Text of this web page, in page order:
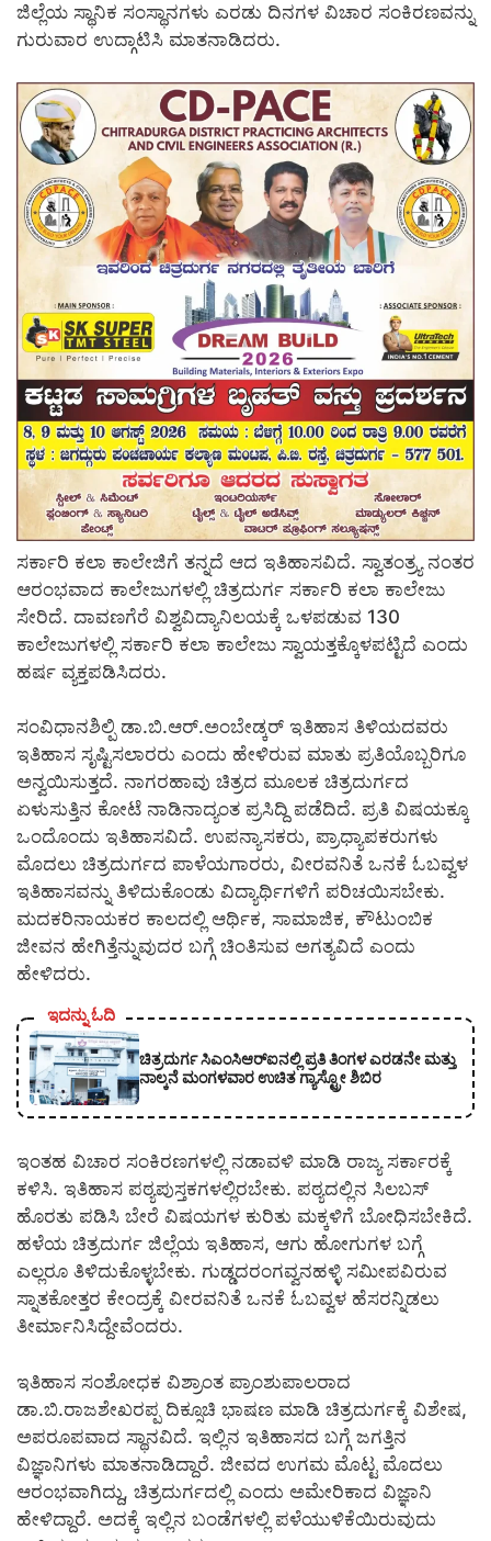
ಜಿಲ್ಲೆಯ ಸ್ಥಾನಿಕ ಸಂಸ್ಥಾನಗಳು ಎರಡು ದಿನಗಳ ವಿಚಾರ ಸಂಕಿರಣವನ್ನು
ಗುರುವಾರ ಉದ್ಗಾಟಿಸಿ ಮಾತನಾಡಿದರು.
ಸರ್ಕಾರಿ ಕಲಾ ಕಾಲೇಜಿಗೆ ತನ್ನದೆ ಆದ ಇತಿಹಾಸವಿದೆ. ಸ್ವಾತಂತ್ರ್ಯ ನಂತರ
ಆರಂಭವಾದ ಕಾಲೇಜುಗಳಲ್ಲಿ ಚಿತ್ರದುರ್ಗ ಸರ್ಕಾರಿ ಕಲಾ ಕಾಲೇಜು
ಸೇರಿದೆ. ದಾವಣಗೆರೆ ವಿಶ್ವವಿದ್ಯಾನಿಲಯಕ್ಕೆ ಒಳಪಡುವ 130
ಕಾಲೇಜುಗಳಲ್ಲಿ ಸರ್ಕಾರಿ ಕಲಾ ಕಾಲೇಜು ಸ್ವಾಯತ್ತಕ್ಕೊಳಪಟ್ಟಿದೆ ಎಂದು
ಹರ್ಷ ವ್ಯಕ್ತಪಡಿಸಿದರು.
ಸಂವಿಧಾನಶಿಲ್ಪಿ ಡಾ.ಬಿ.ಆರ್.ಅಂಬೇಡ್ಕರ್ ಇತಿಹಾಸ ತಿಳಿಯದವರು
ಇತಿಹಾಸ ಸೃಷ್ಟಿಸಲಾರರು ಎಂದು ಹೇಳಿರುವ ಮಾತು ಪ್ರತಿಯೊಬ್ಬರಿಗೂ
ಅನ್ವಯಿಸುತ್ತದೆ. ನಾಗರಹಾವು ಚಿತ್ರದ ಮೂಲಕ ಚಿತ್ರದುರ್ಗದ
ಏಳುಸುತ್ತಿನ ಕೋಟೆ ನಾಡಿನಾದ್ಯಂತ ಪ್ರಸಿದ್ದಿ ಪಡೆದಿದೆ. ಪ್ರತಿ ವಿಷಯಕ್ಕೂ
ಒಂದೊಂದು ಇತಿಹಾಸವಿದೆ. ಉಪನ್ಯಾಸಕರು, ಪ್ರಾಧ್ಯಾಪಕರುಗಳು
ಮೊದಲು ಚಿತ್ರದುರ್ಗದ ಪಾಳೆಯಗಾರರು, ವೀರವನಿತೆ ಒನಕೆ ಓಬವ್ವಳ
ಇತಿಹಾಸವನ್ನು ತಿಳಿದುಕೊಂಡು ವಿದ್ಯಾರ್ಥಿಗಳಿಗೆ ಪರಿಚಯಿಸಬೇಕು.
ಮದಕರಿನಾಯಕರ ಕಾಲದಲ್ಲಿ ಆರ್ಥಿಕ, ಸಾಮಾಜಿಕ, ಕೌಟುಂಬಿಕ
ಜೀವನ ಹೇಗಿತ್ತೆನ್ನುವುದರ ಬಗ್ಗೆ ಚಿಂತಿಸುವ ಅಗತ್ಯವಿದೆ ಎಂದು
ಹೇಳಿದರು.
ಇದನ್ನು ಓದಿ
ಚಿತ್ರದುರ್ಗ ಸಿಎಂಸಿಆರ್‍ಐನಲ್ಲಿ ಪ್ರತಿ ತಿಂಗಳ ಎರಡನೇ ಮತ್ತು
ನಾಲ್ಕನೆ ಮಂಗಳವಾರ ಉಚಿತ ಗ್ಯಾಸ್ಟ್ರೋ ಶಿಬಿರ
ಇಂತಹ ವಿಚಾರ ಸಂಕಿರಣಗಳಲ್ಲಿ ನಡಾವಳಿ ಮಾಡಿ ರಾಜ್ಯ ಸರ್ಕಾರಕ್ಕೆ
ಕಳಿಸಿ. ಇತಿಹಾಸ ಪಠ್ಯಪುಸ್ತಕಗಳಲ್ಲಿರಬೇಕು. ಪಠ್ಯದಲ್ಲಿನ ಸಿಲಬಸ್
ಹೊರತು ಪಡಿಸಿ ಬೇರೆ ವಿಷಯಗಳ ಕುರಿತು ಮಕ್ಕಳಿಗೆ ಬೋಧಿಸಬೇಕಿದೆ.
ಹಳೆಯ ಚಿತ್ರದುರ್ಗ ಜಿಲ್ಲೆಯ ಇತಿಹಾಸ, ಆಗು ಹೋಗುಗಳ ಬಗ್ಗೆ
ಎಲ್ಲರೂ ತಿಳಿದುಕೊಳ್ಳಬೇಕು. ಗುಡ್ಡದರಂಗವ್ವನಹಳ್ಳಿ ಸಮೀಪವಿರುವ
ಸ್ನಾತಕೋತ್ತರ ಕೇಂದ್ರಕ್ಕೆ ವೀರವನಿತೆ ಒನಕೆ ಓಬವ್ವಳ ಹೆಸರನ್ನಿಡಲು
ತೀರ್ಮಾನಿಸಿದ್ದೇವೆಂದರು.
ಇತಿಹಾಸ ಸಂಶೋಧಕ ವಿಶ್ರಾಂತ ಪ್ರಾಂಶುಪಾಲರಾದ
ಡಾ.ಬಿ.ರಾಜಶೇಖರಪ್ಪ ದಿಕ್ಸೂಚಿ ಭಾಷಣ ಮಾಡಿ ಚಿತ್ರದುರ್ಗಕ್ಕೆ ವಿಶೇಷ,
ಅಪರೂಪವಾದ ಸ್ಥಾನವಿದೆ. ಇಲ್ಲಿನ ಇತಿಹಾಸದ ಬಗ್ಗೆ ಜಗತ್ತಿನ
ವಿಜ್ಞಾನಿಗಳು ಮಾತನಾಡಿದ್ದಾರೆ. ಜೀವದ ಉಗಮ ಮೊಟ್ಟ ಮೊದಲು
ಆರಂಭವಾಗಿದ್ದು, ಚಿತ್ರದುರ್ಗದಲ್ಲಿ ಎಂದು ಅಮೇರಿಕಾದ ವಿಜ್ಞಾನಿ
ಹೇಳಿದ್ದಾರೆ. ಅದಕ್ಕೆ ಇಲ್ಲಿನ ಬಂಡೆಗಳಲ್ಲಿ ಪಳೆಯುಳಿಕೆಯಿರುವುದು